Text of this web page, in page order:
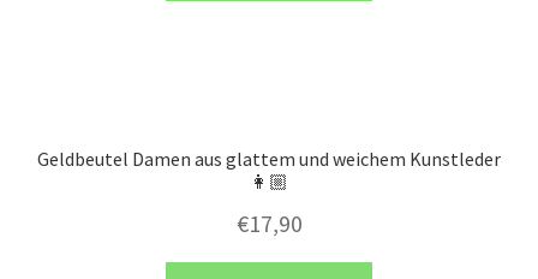
Geldbeutel Damen aus glattem und weichem Kunstleder
👩🏼
€17,90